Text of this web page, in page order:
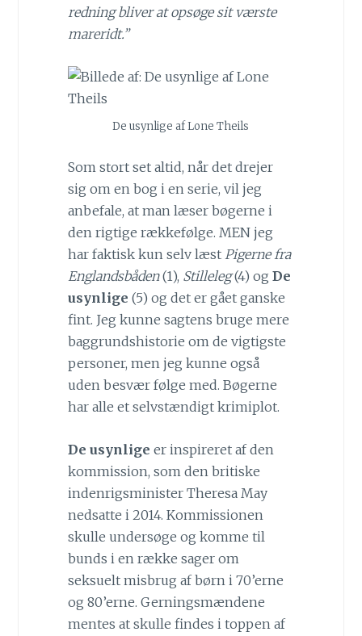
redning bliver at opsøge sit værste
mareridt.”
De usynlige af Lone Theils
Som stort set altid, når det drejer
sig om en bog i en serie, vil jeg
anbefale, at man læser bøgerne i
den rigtige rækkefølge. MEN jeg
har faktisk kun selv læst Pigerne fra
Englandsbåden(1), Stilleleg(4) og De
usynlige (5) og det er gået ganske
fint. Jeg kunne sagtens bruge mere
baggrundshistorie om de vigtigste
personer, men jeg kunne også
uden besvær følge med. Bøgerne
har alle et selvstændigt krimiplot.
De usynlige er inspireret af den
kommission, som den britiske
indenrigsminister Theresa May
nedsatte i 2014. Kommissionen
skulle undersøge og komme til
bunds i en række sager om
seksuelt misbrug af børn i 70’erne
og 80’erne. Gerningsmændene
mentes at skulle findes i toppen af